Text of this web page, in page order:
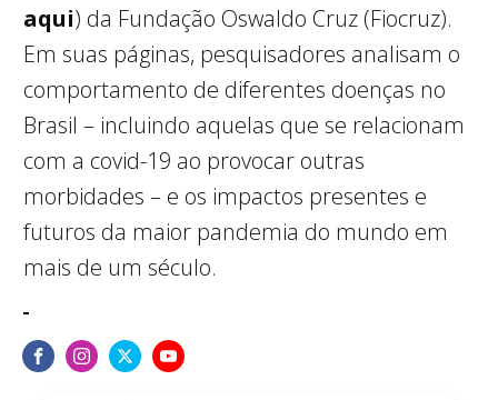
aqui) da Fundação Oswaldo Cruz (Fiocruz).
Em suas páginas, pesquisadores analisam o
comportamento de diferentes doenças no
Brasil – incluindo aquelas que se relacionam
com a covid-19 ao provocar outras
morbidades – e os impactos presentes e
futuros da maior pandemia do mundo em
mais de um século.